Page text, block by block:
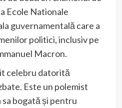
Ecole Nationale
guvernamentală care a
politici, inclusiv pe
Macron.
celebru datorită
Este un polemist
bogată și pentru